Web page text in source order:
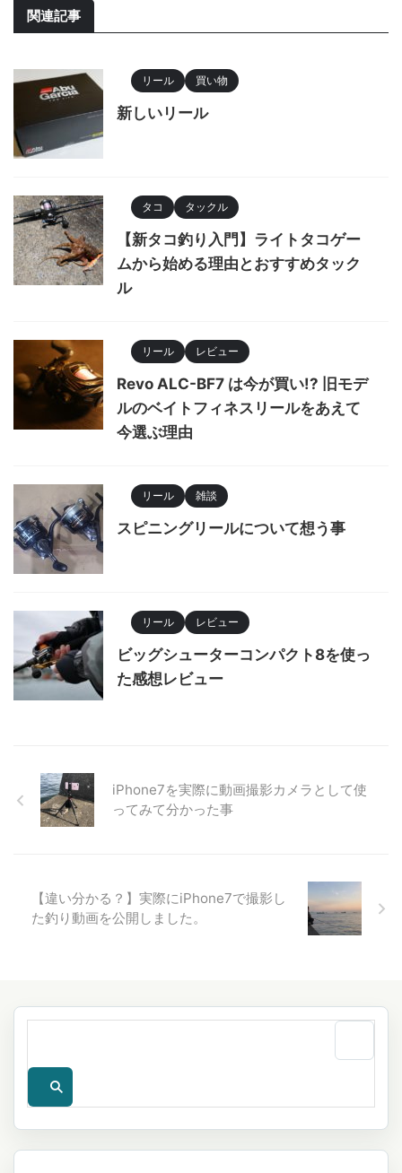
関連記事
リール 買い物
新しいリール
タコ タックル
【新タコ釣り入門】ライトタコゲー
ムから始める理由とおすすめタック
ル
リール レビュー
Revo ALC-BF7 は今が買い!? 旧モデ
ルのベイトフィネスリールをあえて
今選ぶ理由
リール 雑談
スピニングリールについて想う事
リール レビュー
ビッグシューターコンパクト8を使っ
た感想レビュー
iPhone7を実際に動画撮影カメラとして使
ってみて分かった事
【違い分かる？】実際にiPhone7で撮影し
た釣り動画を公開しました。